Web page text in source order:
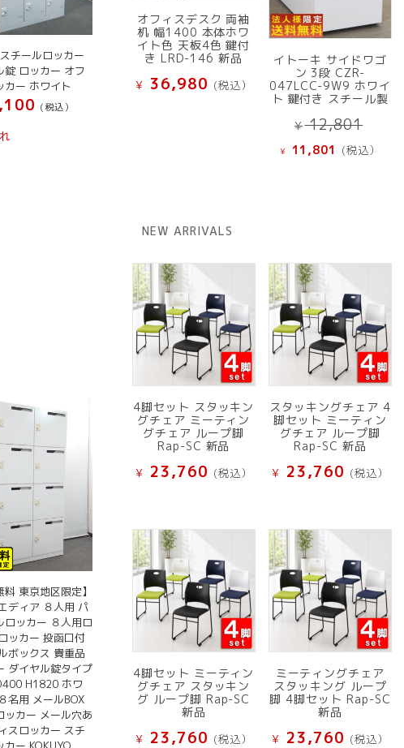
チールロッカー
錠 ロッカー オフ
カー ホワイト
(税込）
料 東京地区限定】
ディア ８人用 パ
ロッカー ８人用ロ
ッカー 投函口付
ボックス 貴重品
ダイヤル錠タイプ
H1820 ホワ
名用 メールBOX
ッカー メール穴あ
スロッカー スチ
オフィスデスク 両袖
机 幅1400 本体ホワ
イト色 天板4色 鍵付
き LRD-146 新品
¥ 36,980 (税込）
イトーキ サイドワゴ
ン 3段 CZR-
047LCC-9W9 ホワイ
ト 鍵付き スチール製
¥12,801
の
価
¥ 11,801 現
で
す。
(税込）
NEW ARRIVALS
4脚セット スタッキン
グチェア ミーティン
グチェア ループ脚
Rap-SC 新品
¥ 23,760 (税込）
スタッキングチェア 4
脚セット ミーティン
グチェア ループ脚
Rap-SC 新品
¥ 23,760 (税込）
4脚セット ミーティン
グチェア スタッキン
グ ループ脚 Rap-SC
新品
¥ 23,760 (税込）
ミーティングチェア
スタッキング ループ
脚 4脚セット Rap-SC
新品
¥ 23,760 (税込）